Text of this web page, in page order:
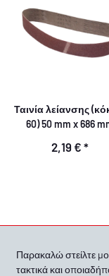
Ταινία λείανσης
60) 50 mm x 686
2,19 € *
Παρακαλώ στείλτε
τακτικά και